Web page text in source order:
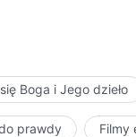
Boga i Jego dzieło
prawdy Filmy